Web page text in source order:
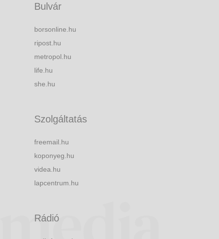
Bulvár
borsonline.hu
ripost.hu
metropol.hu
life.hu
she.hu
Szolgáltatás
freemail.hu
koponyeg.hu
videa.hu
lapcentrum.hu
Rádió